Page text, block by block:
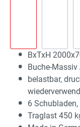
BxTxH
Buche-
belastbar,
6
Traglast 450